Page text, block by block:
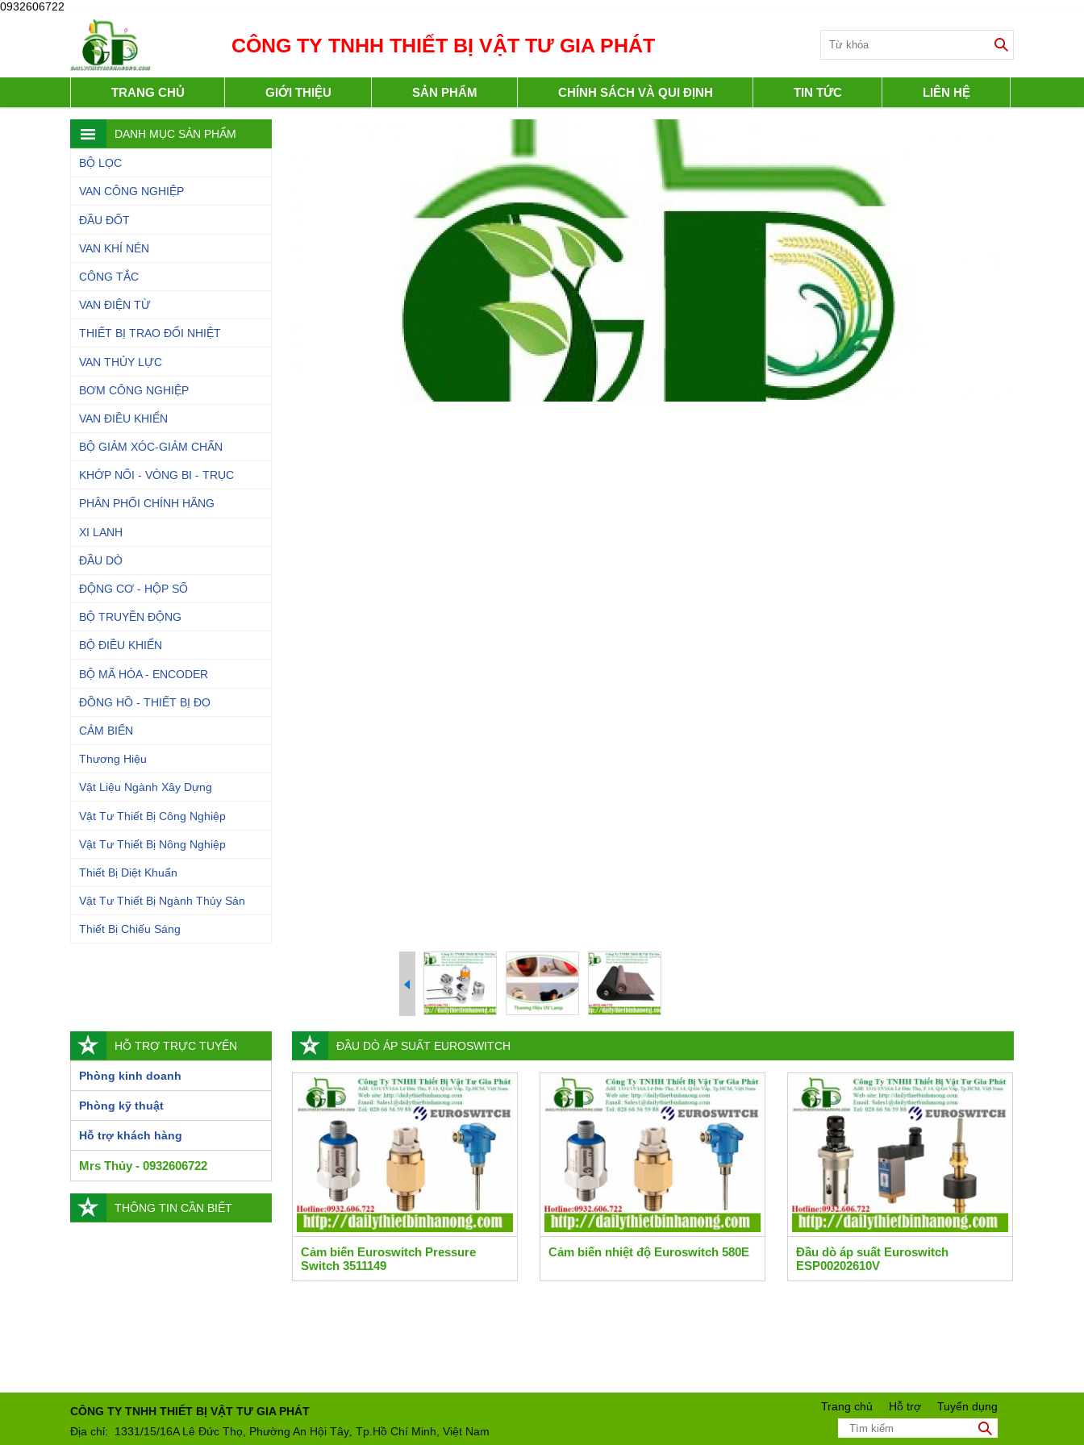
0932606722
CÔNG TY TNHH THIẾT BỊ VẬT TƯ GIA PHÁT
TRANG CHỦ GIỚI THIỆU SẢN PHẨM CHÍNH SÁCH VÀ QUI ĐỊNH TIN TỨC LIÊN HỆ
DANH MỤC SẢN PHẨM
BỘ LỌC
VAN CÔNG NGHIỆP
ĐẦU ĐỐT
VAN KHÍ NÉN
CÔNG TẮC
VAN ĐIỆN TỪ
THIẾT BỊ TRAO ĐỔI NHIỆT
VAN THỦY LỰC
BƠM CÔNG NGHIỆP
VAN ĐIỀU KHIỂN
BỘ GIẢM XÓC-GIẢM CHẤN
KHỚP NỐI - VÒNG BI - TRỤC
PHÂN PHỐI CHÍNH HÃNG
XI LANH
ĐẦU DÒ
ĐỘNG CƠ - HỘP SỐ
BỘ TRUYỀN ĐỘNG
BỘ ĐIỀU KHIỂN
BỘ MÃ HÓA - ENCODER
ĐỒNG HỒ - THIẾT BỊ ĐO
CẢM BIẾN
Thương Hiệu
Vật Liệu Ngành Xây Dựng
Vật Tư Thiết Bị Công Nghiệp
Vật Tư Thiết Bị Nông Nghiệp
Thiết Bị Diệt Khuẩn
Vật Tư Thiết Bị Ngành Thủy Sản
Thiết Bị Chiếu Sáng
HỖ TRỢ TRỰC TUYẾN
Phòng kinh doanh
Phòng kỹ thuật
Hỗ trợ khách hàng
Mrs Thủy - 0932606722
THÔNG TIN CẦN BIẾT
ĐẦU DÒ ÁP SUẤT EUROSWITCH
Cảm biến Euroswitch Pressure
Switch 3511149
Cảm biến nhiệt độ Euroswitch 580E
Đầu dò áp suất Euroswitch
ESP00202610V
CÔNG TY TNHH THIẾT BỊ VẬT TƯ GIA PHÁT
Địa chỉ: 1331/15/16A Lê Đức Thọ, Phường An Hội Tây, Tp.Hồ Chí Minh, Việt Nam
Trang chủ Hỗ trợ Tuyển dụng